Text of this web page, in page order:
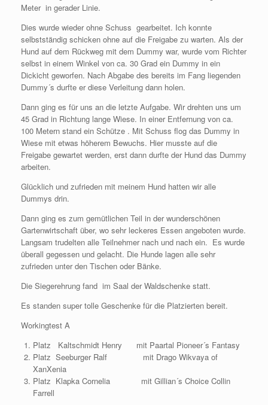
Meter in gerader Linie.
Dies wurde wieder ohne Schuss gearbeitet. Ich konnte
selbstständig schicken ohne auf die Freigabe zu warten. Als der
Hund auf dem Rückweg mit dem Dummy war, wurde vom Richter
selbst in einem Winkel von ca. 30 Grad ein Dummy in ein
Dickicht geworfen. Nach Abgabe des bereits im Fang liegenden
Dummy´s durfte er diese Verleitung dann holen.
Dann ging es für uns an die letzte Aufgabe. Wir drehten uns um
45 Grad in Richtung lange Wiese. In einer Entfernung von ca.
100 Metern stand ein Schütze . Mit Schuss flog das Dummy in
Wiese mit etwas höherem Bewuchs. Hier musste auf die
Freigabe gewartet werden, erst dann durfte der Hund das Dummy
arbeiten.
Glücklich und zufrieden mit meinem Hund hatten wir alle
Dummys drin.
Dann ging es zum gemütlichen Teil in der wunderschönen
Gartenwirtschaft über, wo sehr leckeres Essen angeboten wurde.
Langsam trudelten alle Teilnehmer nach und nach ein. Es wurde
überall gegessen und gelacht. Die Hunde lagen alle sehr
zufrieden unter den Tischen oder Bänke.
Die Siegerehrung fand im Saal der Waldschenke statt.
Es standen super tolle Geschenke für die Platzierten bereit.
Workingtest A
Platz Kaltschmidt Henry mit Paartal Pioneer´s Fantasy
Platz Seeburger Ralf mit Drago Wikvaya of
XanXenia
Platz Klapka Cornelia mit Gillian´s Choice Collin
Farrell